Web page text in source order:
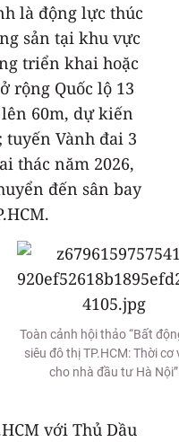
là động lực thúc
sản tại khu vực
triển khai hoặc
rộng Quốc lộ 13
60m, dự kiến
Vành đai 3
thác năm 2026,
đến sân bay
Toàn cảnh hội thảo “Bất
siêu đô thị TP.HCM: Thời cơ
cho nhà đầu tư Hà Nội”
với Thủ Dầu